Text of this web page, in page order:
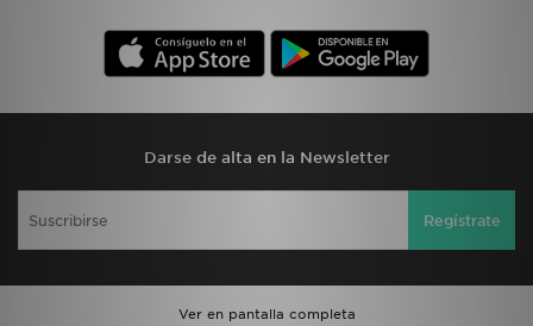
Darse de alta en la Newsletter
Regístrate
Ver en pantalla completa